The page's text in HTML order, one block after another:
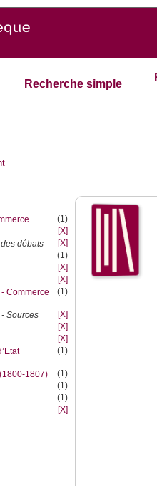
Recherche simple
(1)
[X]
débats
[X]
(1)
[X]
[X]
Commerce
(1)
Sources
[X]
[X]
[X]
(1)
1807)
(1)
(1)
(1)
[X]